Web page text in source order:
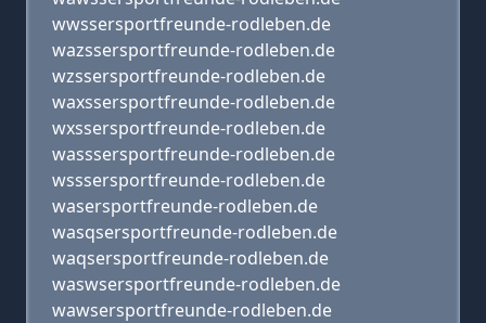
wwssersportfreunde-rodleben.de
wazssersportfreunde-rodleben.de
wzssersportfreunde-rodleben.de
waxssersportfreunde-rodleben.de
wxssersportfreunde-rodleben.de
wasssersportfreunde-rodleben.de
wsssersportfreunde-rodleben.de
wasersportfreunde-rodleben.de
wasqsersportfreunde-rodleben.de
waqsersportfreunde-rodleben.de
waswsersportfreunde-rodleben.de
wawsersportfreunde-rodleben.de